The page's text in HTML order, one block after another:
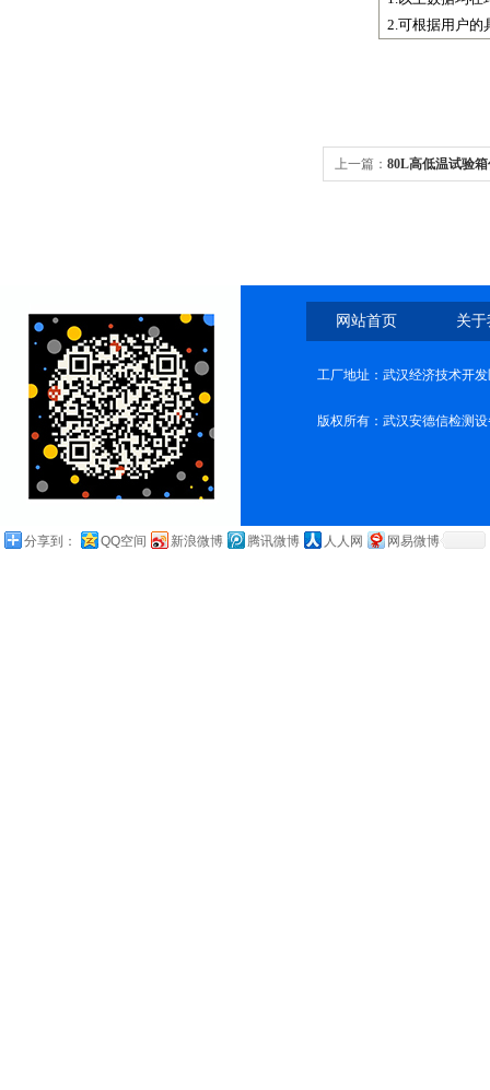
2.可根据用户的
上一篇： 80L高低温试验
网站首页 关
工厂地址：武汉经济技术开
版权所有：武汉安德信检测
分享到： QQ空间 新浪微博 腾讯微博 人人网 网易微博